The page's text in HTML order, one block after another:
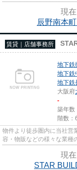
尚、弊社ではおとり広告は
現
辰野南本
賃貸｜店舗事務所
地下鉄
地下鉄
地下鉄
大阪府
-
築年数
階数：
物件より徒歩圏内に当社営
容・物販などの様々な業種
尚、弊社ではおとり広告は
現
STAR